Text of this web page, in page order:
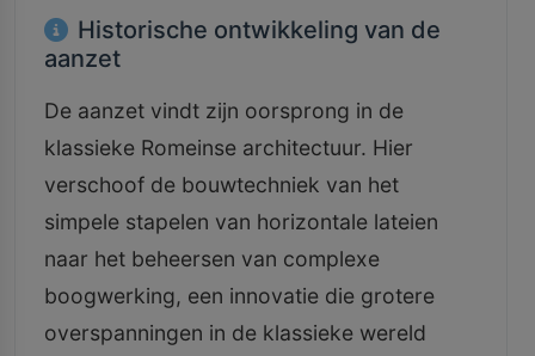
Historische ontwikkeling van de
aanzet
De aanzet vindt zijn oorsprong in de
klassieke Romeinse architectuur. Hier
verschoof de bouwtechniek van het
simpele stapelen van horizontale lateien
naar het beheersen van complexe
boogwerking, een innovatie die grotere
overspanningen in de klassieke wereld